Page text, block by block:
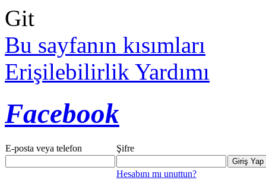
Git
Bu sayfanın kısımları
Erişilebilirlik Yardımı
Facebook
E-posta veya telefon Şifre
Hesabını mı unuttun?